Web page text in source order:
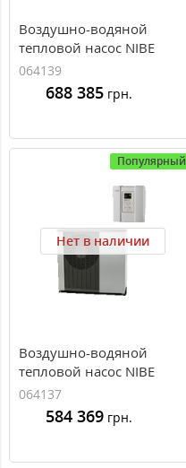
Воздушно-водяной
тепловой насос NIBE
F2120-16 400B
064139
688 385 грн.
Популярный
Нет в наличии
Воздушно-водяной
тепловой насос NIBE
F2120-12 кВт 400B
064137
584 369 грн.